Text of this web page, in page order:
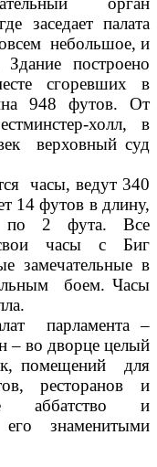
заседает палата
небольшое, и
построено
сгоревших в
948 футов. От
холл, в
верховный суд
часы, ведут 340
14 футов в длину,
по 2 фута. Все
часы с Биг
в
боем. Часы
парламента –
во дворце целый
помещений для
ресторанов и
аббатство и
знаменитыми